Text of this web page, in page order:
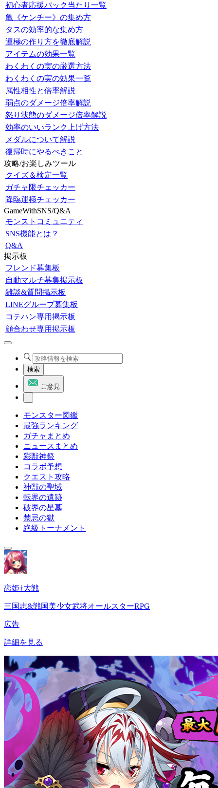
初心者応援パック当たり一覧
亀《ケンチー》の集め方
タスの効率的な集め方
運極の作り方を徹底解説
アイテムの効果一覧
わくわくの実の厳選方法
わくわくの実の効果一覧
属性相性と倍率解説
弱点のダメージ倍率解説
怒り状態のダメージ倍率解説
効率のいいランク上げ方法
メダルについて解説
復帰時にやるべきこと
攻略/お楽しみツール
クイズ＆検定一覧
ガチャ限チェッカー
降臨運極チェッカー
GameWithSNS/Q&A
モンストコミュニティ
SNS機能とは？
Q&A
掲示板
フレンド募集板
自動マルチ募集掲示板
雑談&質問掲示板
LINEグループ募集板
コテハン専用掲示板
顔合わせ専用掲示板
検索
ご意見
モンスター図鑑
最強ランキング
ガチャまとめ
ニュースまとめ
彩獣神祭
コラボ予想
クエスト攻略
神獣の聖域
転界の遺跡
破界の星墓
禁忌の獄
絶級トーナメント
恋姫†大戦
三国志&戦国美少女武将オールスターRPG
広告
詳細を見る